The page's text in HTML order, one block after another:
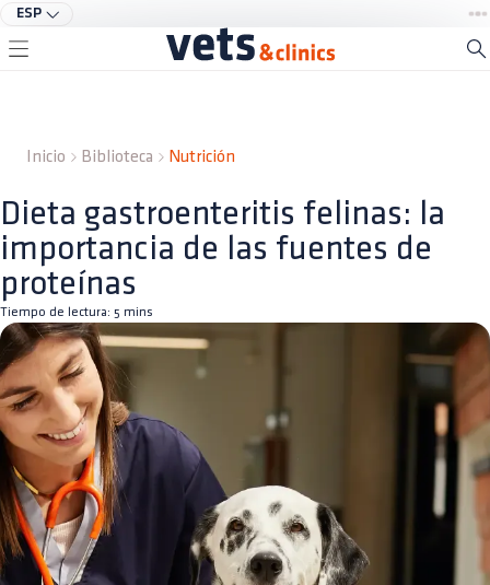
ESP
Inicio Biblioteca Nutrición
Dieta gastroenteritis felinas: la
importancia de las fuentes de
proteínas
Tiempo de lectura: 5 mins